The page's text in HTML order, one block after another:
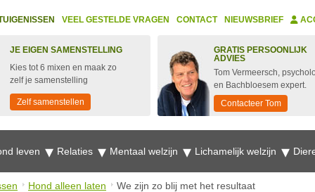
VEEL GESTELDE VRAGEN CONTACT NIEUWSBRIEF
JE EIGEN SAMENSTELLING
Kies tot 6 mixen en maak zo
zelf je samenstelling
Zelf samenstellen
GRATIS PERSOONLIJK
ADVIES
Tom Vermeersch,
en Bachbloesem expert.
Contacteer Tom
leven Relaties Mentaal welzijn Lichamelijk welzijn
Hond alleen laten We zijn zo blij met het resultaat